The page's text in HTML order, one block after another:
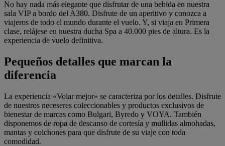
No hay nada más elegante que disfrutar de una bebida en nuestra
sala VIP a bordo del A380. Disfrute de un aperitivo y conozca a
viajeros de todo el mundo durante el vuelo. Y, si viaja en Primera
clase, relájese en nuestra ducha Spa a 40.000 pies de altura. Es la
experiencia de vuelo definitiva.
Pequeños detalles que marcan la
diferencia
La experiencia «Volar mejor» se caracteriza por los detalles. Disfrute
de nuestros neceseres coleccionables y productos exclusivos de
bienestar de marcas como Bulgari, Byredo y VOYA. También
disponemos de ropa de descanso de cortesía y mullidas almohadas,
mantas y colchones para que disfrute de su viaje con toda
comodidad.